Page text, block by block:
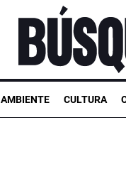
AMBIENTE CULTURA